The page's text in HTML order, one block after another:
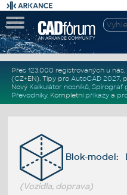
Přes 123.000 registrovaných u
(CZ+EN). Tipy pro AutoCAD 2027,
Nový Kalkulátor nosníků, Spirograf
Převodníky. Kompletní příkazya
Blok-model:
(Vozidla, doprava)